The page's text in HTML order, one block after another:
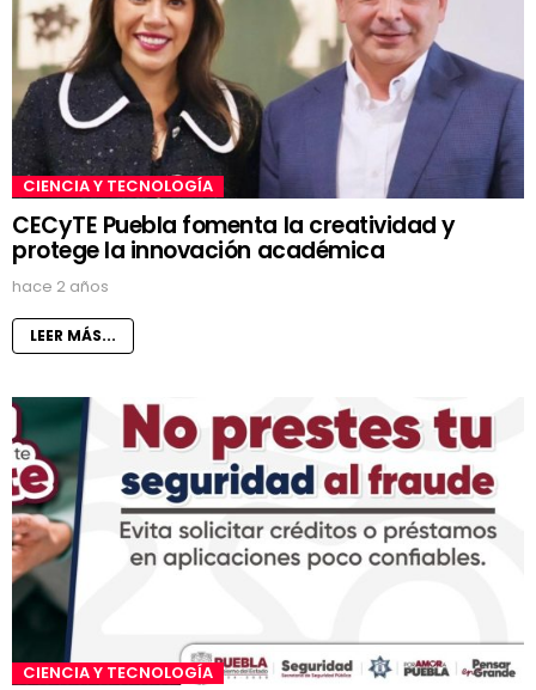
CIENCIA Y TECNOLOGÍA
CECyTE Puebla fomenta la creatividad y
protege la innovación académica
hace 2 años
LEER MÁS...
CIENCIA Y TECNOLOGÍA